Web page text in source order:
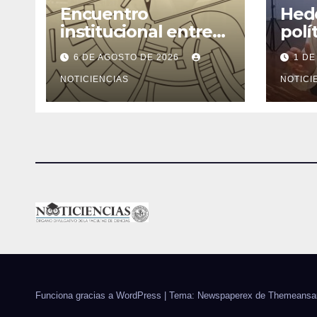
Encuentro
institucional entre
la Facultad de
Ciencias y el
Ministerio de
Ciencia y Tecnología
6 DE AGOSTO DE 2026
NOTICIENCIAS
1 DE
Funciona gracias a WordPress Tema: Newspaperex de